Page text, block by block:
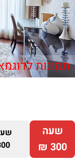
תמונות
שעה
300 ₪
₪